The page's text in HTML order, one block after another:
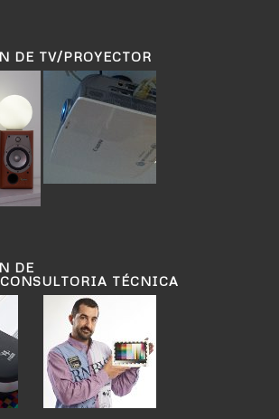
DE TV/PROYECTOR
DE
TÉCNICA